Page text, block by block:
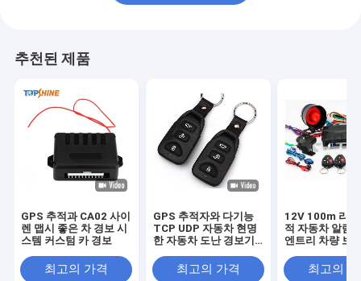
추천된 제품
GPS 추적과 CA02 사이
렌 맵시 좋은 차 경보 시
스템 커스텀 카 경보
최고의 가격
GPS 추적자와 다기능
TCP UDP 자동차 현명
한 자동차 도난 경보기
최고의 가격
12V 100m 리모
적 자동차 알람
엔트리 차량 보
최고의